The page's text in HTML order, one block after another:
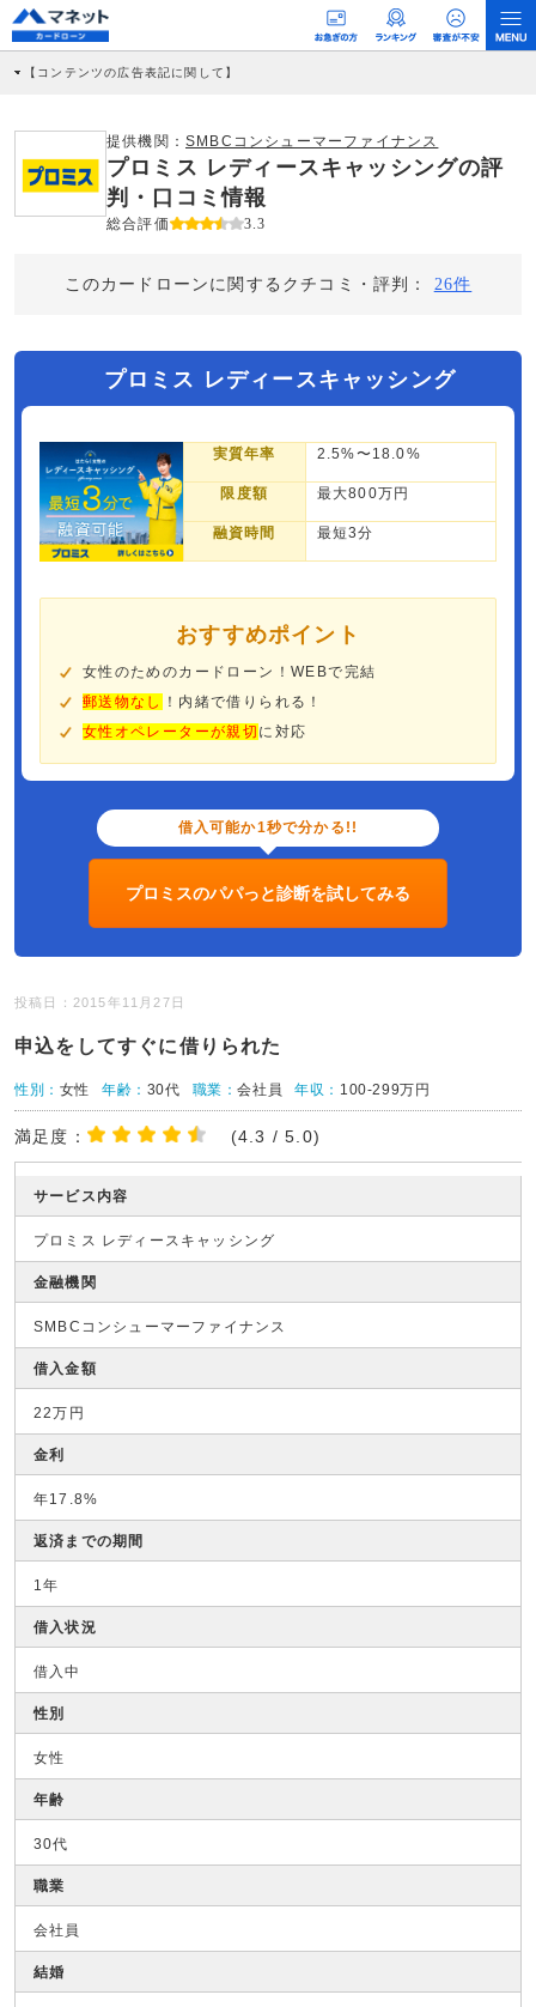
【コンテンツの広告表記に関して】
社に対して企業から紹介報酬が支払われるという収益モデルです。 ただし、特定の
商品を根拠なくPRするものではなく、当編集部の調査／ユーザーへの口コミ収集な
どに基づき、公平性を担保した情報提供を行っています。
>提携企業一覧
提供機関： SMBCコンシューマーファイナンス
プロミス レディースキャッシングの評
判・口コミ情報
総合評価 3.3
このカードローンに関するクチコミ・評判： 26件
プロミス レディースキャッシング
実質年率 2.5%〜18.0%
限度額 最大800万円
融資時間 最短3分
おすすめポイント
女性のためのカードローン！WEBで完結
郵送物なし
！内緒で借りられる！
女性オペレーターが親切 に対応
借入可能か1秒で分かる!!
プロミスのパパっと診断を試してみる
投稿日：2015年11月27日
申込をしてすぐに借りられた
性別： 女性 年齢： 30代 職業：会社員 年収： 100-299万円
満足度： (4.3 / 5.0)
サービス内容
プロミス レディースキャッシング
金融機関
SMBCコンシューマーファイナンス
借入金額
22万円
金利
年17.8%
返済までの期間
1年
借入状況
借入中
性別
女性
年齢
30代
職業
会社員
結婚